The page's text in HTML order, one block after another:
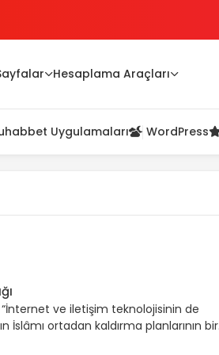
Hesaplama Araçları
Uygulamaları WordPress
“İnternet ve iletişim teknolojisinin de
İslâmı ortadan kaldırma planlarının bir